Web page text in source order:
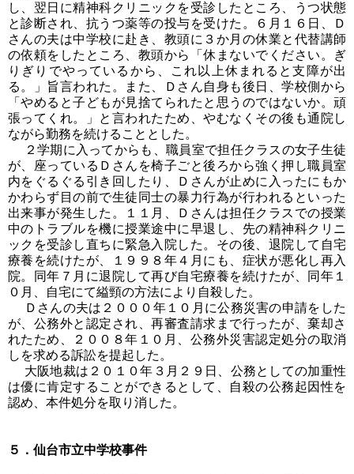
し、翌日に精神科クリニックを受診したところ、うつ状態
と診断され、抗うつ薬等の投与を受けた。６月１６日、Ｄ
さんの夫は中学校に赴き、教頭に３か月の休業と代替講師
の依頼をしたところ、教頭から「休まないでください。ぎ
りぎりでやっているから、これ以上休まれると支障が出
る。」旨言われた。また、Ｄさん自身も後日、学校側から
「やめると子どもが見捨てられたと思うのではないか。頑
張ってくれ。」と言われたため、やむなくその後も通院し
ながら勤務を続けることとした。
２学期に入ってからも、職員室で担任クラスの女子生徒
が、座っているＤさんを椅子ごと後ろから強く押し職員室
内をぐるぐる引き回したり、Ｄさんが止めに入ったにもか
かわらず目の前で生徒同士の暴力行為が行われるといった
出来事が発生した。１１月、Ｄさんは担任クラスでの授業
中のトラブルを機に授業途中に早退し、先の精神科クリニ
ックを受診し直ちに緊急入院した。その後、退院して自宅
療養を続けたが、１９９８年４月にも、症状が悪化し再入
院。同年７月に退院して再び自宅療養を続けたが、同年１
０月、自宅にて縊頸の方法により自殺した。
Ｄさんの夫は２０００年１０月に公務災害の申請をした
が、公務外と認定され、再審査請求まで行ったが、棄却さ
れたため、２００８年１０月、公務外災害認定処分の取消
しを求める訴訟を提起した。
大阪地裁は２０１０年３月２９日、公務としての加重性
は優に肯定することができるとして、自殺の公務起因性を
認め、本件処分を取り消した。
５．仙台市立中学校事件